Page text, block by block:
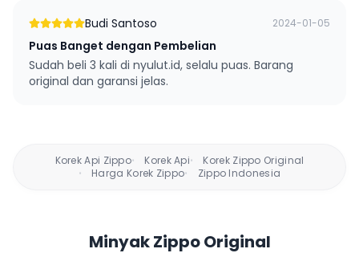
Budi Santoso 2024-01-05
Puas Banget dengan Pembelian
Sudah beli 3 kali di nyulut.id, selalu puas. Barang
original dan garansi jelas.
Korek Api Zippo• Korek Api• Korek Zippo Original
• Harga Korek Zippo• Zippo Indonesia
Minyak ZippoOriginal